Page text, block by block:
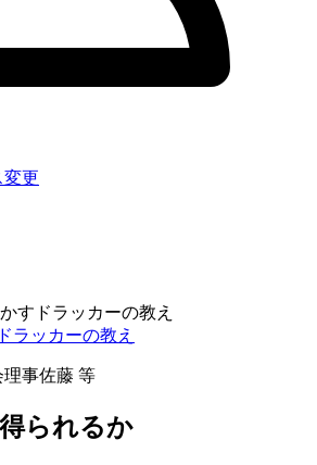
変更
すドラッカーの教え
ラッカーの教え
理事佐藤 等
られるか